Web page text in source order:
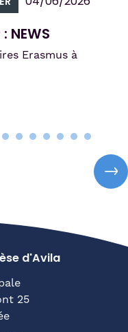
: NEWS
Erasmus à
d'Avila
25